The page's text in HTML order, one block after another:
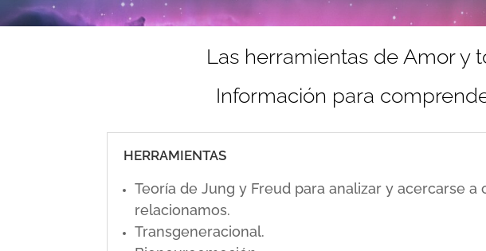
Las herramientas de Amor y
Información para
HERRAMIENTAS
Teoría de Jung y Freud para analizar y acercarse
relacionamos.
Transgeneracional.